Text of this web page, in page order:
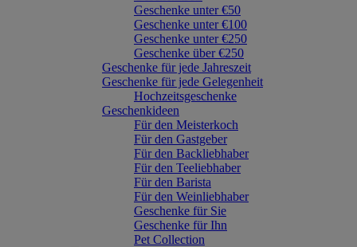
Geschenke unter €50
Geschenke unter €100
Geschenke unter €250
Geschenke über €250
Geschenke für jede Jahreszeit
Geschenke für jede Gelegenheit
Hochzeitsgeschenke
Geschenkideen
Für den Meisterkoch
Für den Gastgeber
Für den Backliebhaber
Für den Teeliebhaber
Für den Barista
Für den Weinliebhaber
Geschenke für Sie
Geschenke für Ihn
Pet Collection